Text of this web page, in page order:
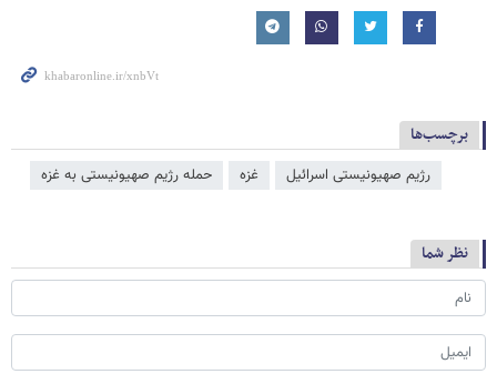
برچسب‌ها
رژیم صهیونیستی اسرائیل غزه حمله رژیم صهیونیستی به غزه
نظر شما